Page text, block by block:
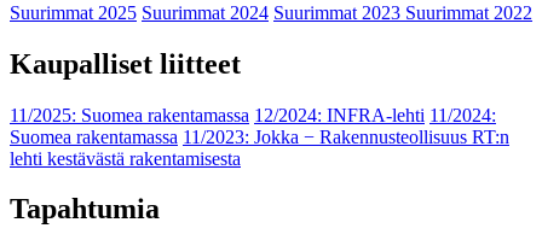
Suurimmat 2025 Suurimmat 2024 Suurimmat 2023 Suurimmat 2022
Kaupalliset liitteet
11/2025: Suomea rakentamassa 12/2024: INFRA-lehti 11/2024:
Suomea rakentamassa 11/2023: Jokka − Rakennusteollisuus RT:n
lehti kestävästä rakentamisesta
Tapahtumia